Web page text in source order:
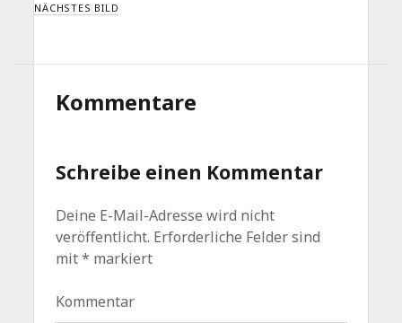
NÄCHSTES BILD
Kommentare
Schreibe einen Kommentar
Deine E-Mail-Adresse wird nicht
veröffentlicht. Erforderliche Felder sind
mit* markiert
Kommentar